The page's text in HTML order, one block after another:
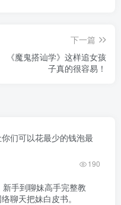
下一篇
《魔鬼搭讪学》这样追女孩
子真的很容易！
你们可以花最少的钱泡最
190
新手到聊妹高手完整教
聊天把妹白皮书。